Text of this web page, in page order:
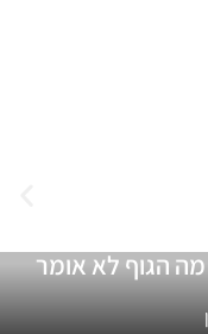
5 שיטות האבחון של שיטת MDHM